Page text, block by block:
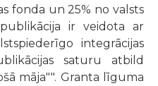
fonda un 25% no valsts
ir veidota ar
integrācijas
saturu atbild
māja"". Granta līguma